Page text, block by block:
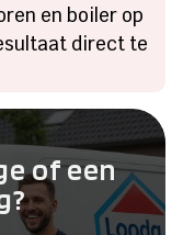
en boiler op
direct te
of een